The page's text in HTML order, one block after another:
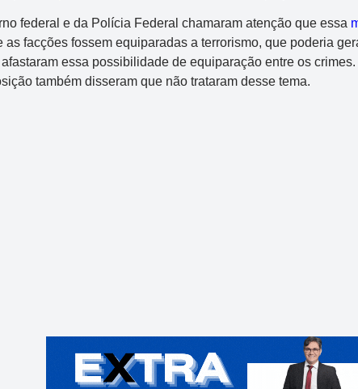
federal e da Polícia Federal chamaram atenção que essa
as facções fossem equiparadas a terrorismo, que poderia
essa possibilidade de equiparação entre os
também disseram que não trataram desse tema.